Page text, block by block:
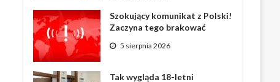
Szokujący komunikat z Polski!
Zaczyna tego brakować
5 sierpnia 2026
Tak wygląda 18-letni